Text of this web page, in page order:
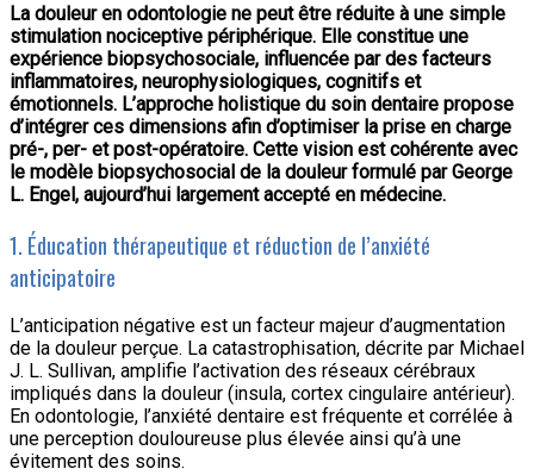
La douleur en odontologie ne peut être réduite à une simple
stimulation nociceptive périphérique. Elle constitue une
expérience biopsychosociale, influencée par des facteurs
inflammatoires, neurophysiologiques, cognitifs et
émotionnels. L’approche holistique du soin dentaire propose
d’intégrer ces dimensions afin d’optimiser la prise en charge
pré-, per- et post-opératoire. Cette vision est cohérente avec
le modèle biopsychosocial de la douleur formulé par George
L. Engel, aujourd’hui largement accepté en médecine.
1. Éducation thérapeutique et réduction de l’anxiété
anticipatoire
L’anticipation négative est un facteur majeur d’augmentation
de la douleur perçue. La catastrophisation, décrite par Michael
J. L. Sullivan, amplifie l’activation des réseaux cérébraux
impliqués dans la douleur (insula, cortex cingulaire antérieur).
En odontologie, l’anxiété dentaire est fréquente et corrélée à
une perception douloureuse plus élevée ainsi qu’à une
évitement des soins.